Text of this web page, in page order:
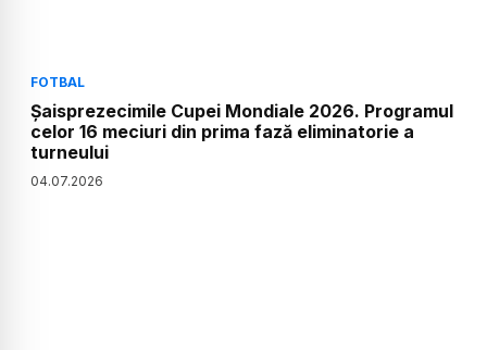
FOTBAL
Șaisprezecimile Cupei Mondiale 2026. Programul
celor 16 meciuri din prima fază eliminatorie a
turneului
04.07.2026